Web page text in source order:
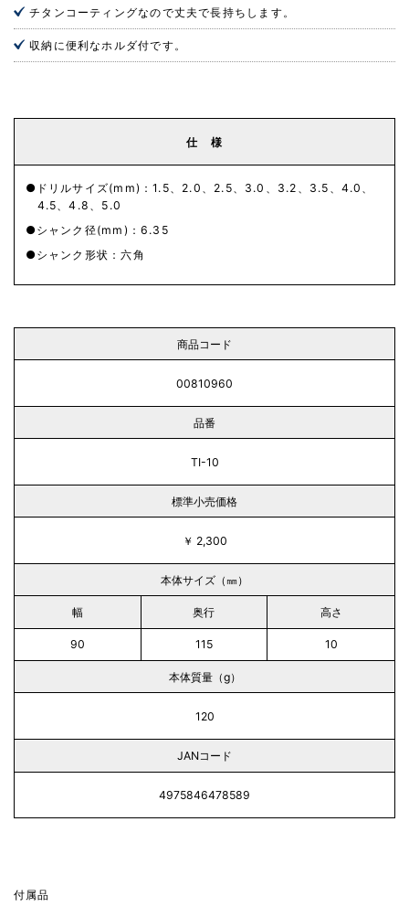
チタンコーティングなので丈夫で長持ちします。
収納に便利なホルダ付です。
仕 様
ドリルサイズ(mm)：1.5、2.0、2.5、3.0、3.2、3.5、4.0、
4.5、4.8、5.0
シャンク径(mm)：6.35
シャンク形状：六角
商品コード
00810960
品番
TI-10
標準小売価格
￥ 2,300
本体サイズ（㎜）
幅 奥行 高さ
90 115 10
本体質量（g）
120
JANコード
4975846478589
付属品